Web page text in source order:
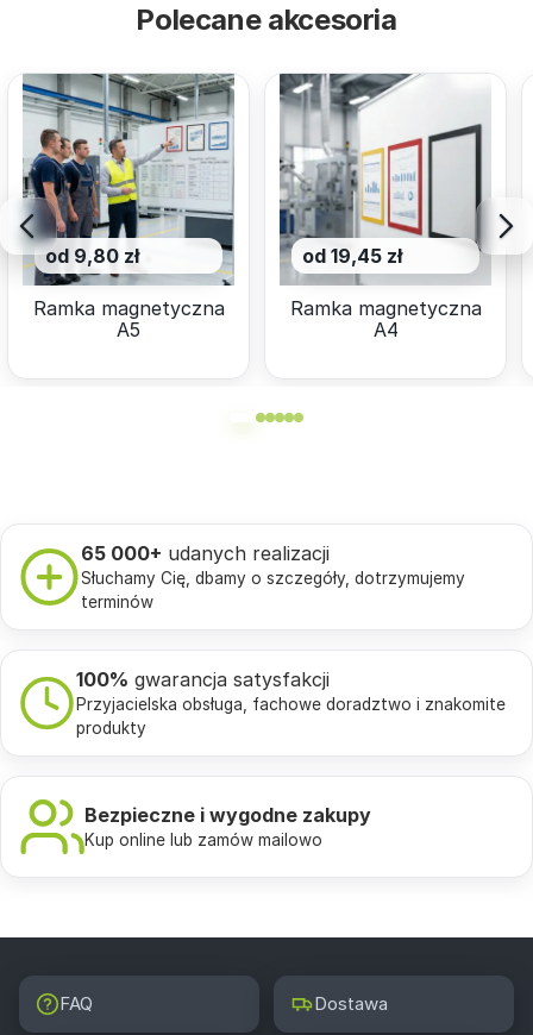
Polecane akcesoria
od 9,80 zł
Ramka magnetyczna
A5
od 19,45 zł
Ramka magnetyczna
A4
65 000+ udanych realizacji
Słuchamy Cię, dbamy o szczegóły, dotrzymujemy
terminów
100% gwarancja satysfakcji
Przyjacielska obsługa, fachowe doradztwo i znakomite
produkty
Bezpieczne i wygodne zakupy
Kup online lub zamów mailowo
FAQ Dostawa